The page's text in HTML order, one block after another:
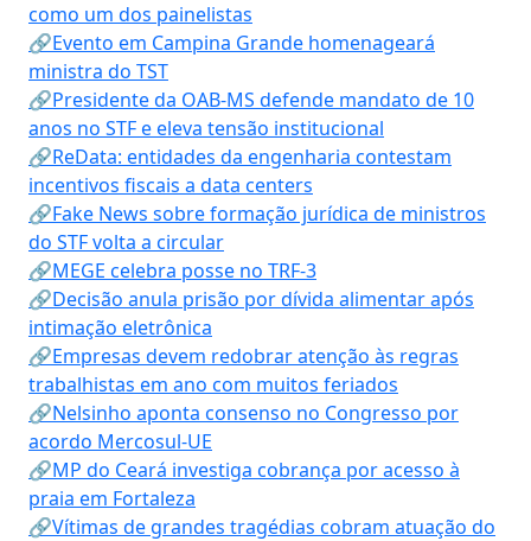
como um dos painelistas
🔗Evento em Campina Grande homenageará
ministra do TST
🔗Presidente da OAB-MS defende mandato de 10
anos no STF e eleva tensão institucional
🔗ReData: entidades da engenharia contestam
incentivos fiscais a data centers
🔗Fake News sobre formação jurídica de ministros
do STF volta a circular
🔗MEGE celebra posse no TRF-3
🔗Decisão anula prisão por dívida alimentar após
intimação eletrônica
🔗Empresas devem redobrar atenção às regras
trabalhistas em ano com muitos feriados
🔗Nelsinho aponta consenso no Congresso por
acordo Mercosul-UE
🔗MP do Ceará investiga cobrança por acesso à
praia em Fortaleza
🔗Vítimas de grandes tragédias cobram atuação do